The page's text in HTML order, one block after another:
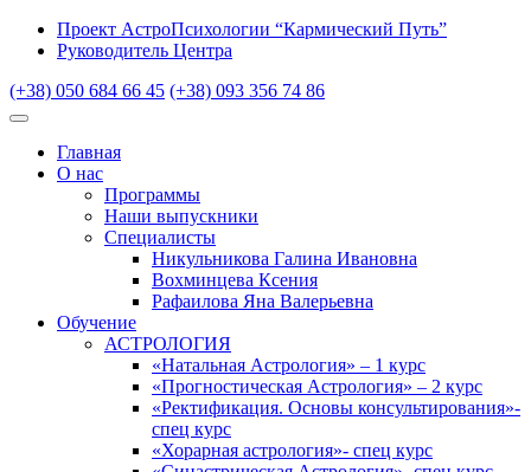
Проект АстроПсихологии “Кармический Путь”
Руководитель Центра
(+38) 050 684 66 45 (+38) 093 356 74 86
Главная
О нас
Программы
Наши выпускники
Специалисты
Никульникова Галина Ивановна
Вохминцева Ксения
Рафаилова Яна Валерьевна
Обучение
АСТРОЛОГИЯ
«Натальная Астрология» – 1 курс
«Прогностическая Астрология» – 2 курс
«Ректификация. Основы консультирования»-
спец курс
«Хорарная астрология»- спец курс